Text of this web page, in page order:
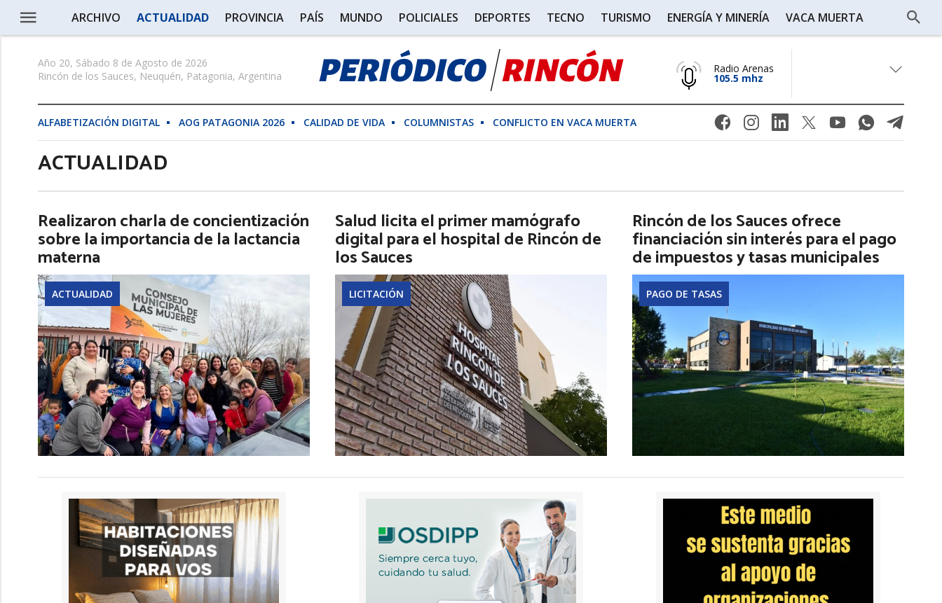
ARCHIVO ACTUALIDAD PROVINCIA PAÍS MUNDO POLICIALES DEPORTES TECNO TURISMO ENERGÍA Y MINERÍA VACA MUERTA
Año 20, Sábado 8 de Agosto de 2026
Rincón de los Sauces, Neuquén, Patagonia, Argentina
Radio Arenas
105.5 mhz
ALFABETIZACIÓN DIGITAL AOG PATAGONIA 2026 CALIDAD DE VIDA COLUMNISTAS CONFLICTO EN VACA MUERTA
ACTUALIDAD
Realizaron charla de concientización
sobre la importancia de la lactancia
materna
ACTUALIDAD
Salud licita el primer mamógrafo
digital para el hospital de Rincón de
los Sauces
LICITACIÓN
Rincón de los Sauces ofrece
financiación sin interés para el pago
de impuestos y tasas municipales
PAGO DE TASAS